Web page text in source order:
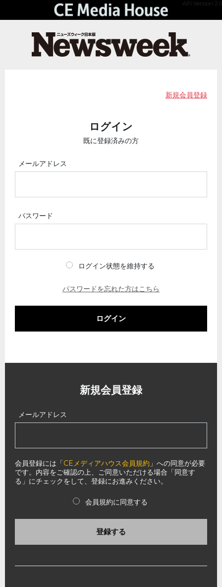
API Version 2.0
新規会員登録
ログイン
既に登録済みの方
メールアドレス
パスワード
ログイン状態を維持する
パスワードを忘れた方はこちら
ログイン
新規会員登録
メールアドレス
会員登録には「CEメディアハウス会員規約 」への同意が必要
です。内容をご確認の上、ご同意いただける場合「同意す
る」にチェックをして、登録にお進みください。
会員規約に同意する
登録する